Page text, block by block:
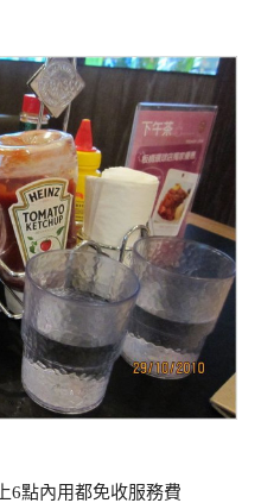
6點內用都免收服務費